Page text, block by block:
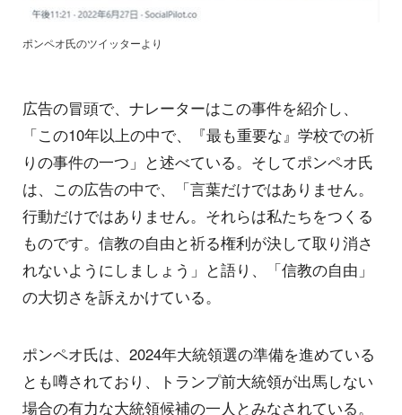
ポンペオ氏のツイッターより
広告の冒頭で、ナレーターはこの事件を紹介し、
「この10年以上の中で、『最も重要な』学校での祈
りの事件の一つ」と述べている。そしてポンペオ氏
は、この広告の中で、「言葉だけではありません。
行動だけではありません。それらは私たちをつくる
ものです。信教の自由と祈る権利が決して取り消さ
れないようにしましょう」と語り、「信教の自由」
の大切さを訴えかけている。
ポンペオ氏は、2024年大統領選の準備を進めている
とも噂されており、トランプ前大統領が出馬しない
場合の有力な大統領候補の一人とみなされている。